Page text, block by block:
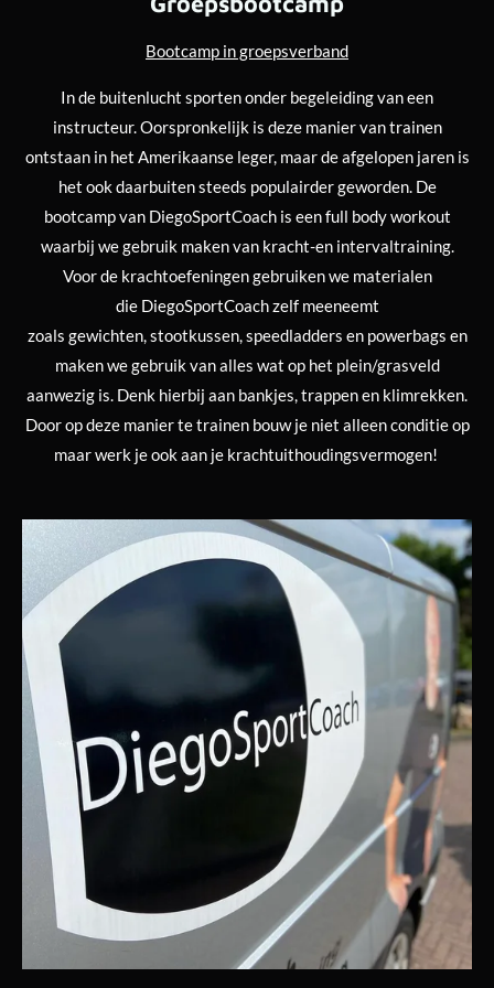
Bootcamp in groepsverband
In de buitenlucht sporten onder begeleiding van een
instructeur. Oorspronkelijk is deze manier van trainen
ontstaan in het Amerikaanse leger, maar de afgelopen jaren is
het ook daarbuiten steeds populairder geworden. De
bootcamp van DiegoSportCoach is een full body workout
waarbij we gebruik maken van kracht-en intervaltraining.
Voor de krachtoefeningen gebruiken we materialen
die DiegoSportCoach zelf meeneemt
zoals gewichten, stootkussen, speedladders en powerbags en
maken we gebruik van alles wat op het plein/grasveld
aanwezig is. Denk hierbij aan bankjes, trappen en klimrekken.
Door op deze manier te trainen bouw je niet alleen conditie op
maar werk je ook aan je krachtuithoudingsvermogen!